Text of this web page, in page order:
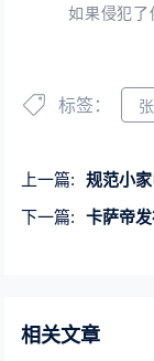
如果侵犯了
标签：
上一篇:
规范小家
下一篇:
卡萨帝发
相关文章